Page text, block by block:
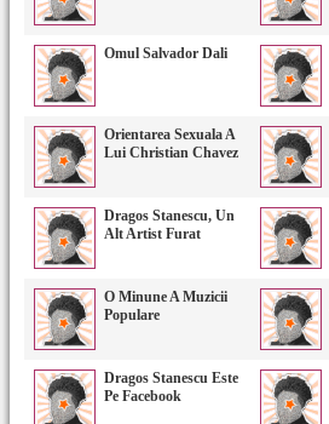
Omul Salvador Dali
Orientarea Sexuala A
Lui Christian Chavez
Dragos Stanescu, Un
Alt Artist Furat
O Minune A Muzicii
Populare
Dragos Stanescu Este
Pe Facebook